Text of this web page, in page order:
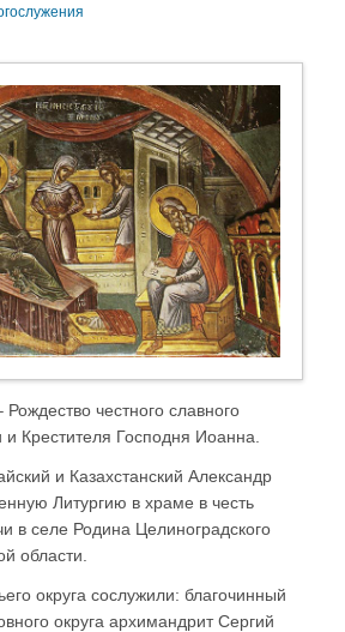
честного славного
Крестителя Господня Иоанна.
и Казахстанский Александр
Литургию в храме в честь
в селе Родина Целиноградского
области.
округа сослужили: благочинный
округа архимандрит Сергий